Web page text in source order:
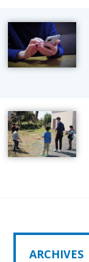
ARCHIVES